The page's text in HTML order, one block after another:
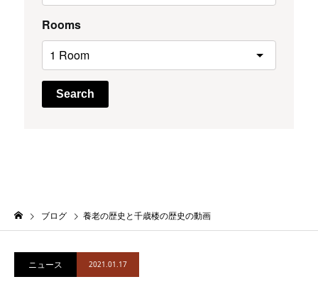
Rooms
Search
ブログ 養老の歴史と千歳楼の歴史の動画
ニュース 2021.01.17